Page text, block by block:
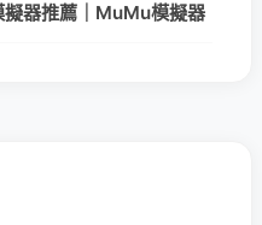
器推薦｜MuMu模擬器